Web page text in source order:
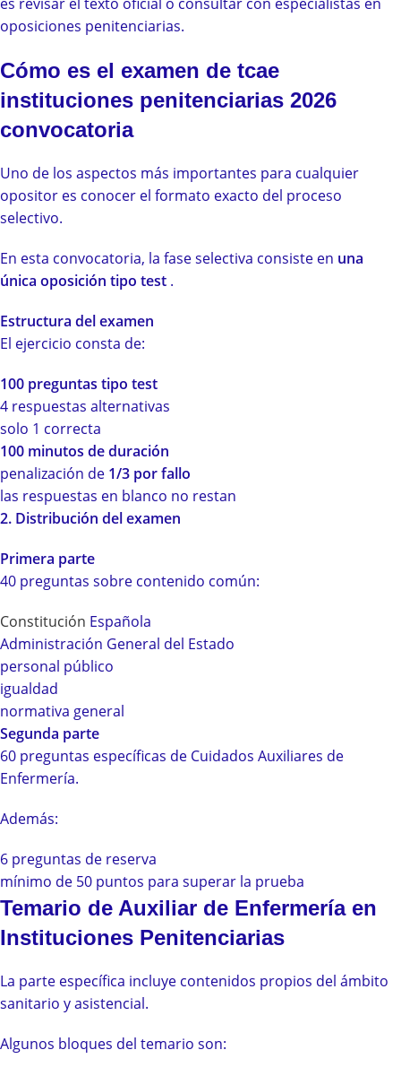
oposiciones penitenciarias.
Cómo es el examen de tcae
instituciones penitenciarias 2026
convocatoria
Uno de los aspectos más importantes para cualquier
opositor es conocer el formato exacto del proceso
selectivo.
En esta convocatoria, la fase selectiva consiste en una
única oposición tipo test .
Estructura del examen
El ejercicio consta de:
100 preguntas tipo test
4 respuestas alternativas
solo 1 correcta
100 minutos de duración
penalización de 1/3 por fallo
las respuestas en blanco no restan
2. Distribución del examen
Primera parte
40 preguntas sobre contenido común:
Constitución Española
Administración General del Estado
personal público
igualdad
normativa general
Segunda parte
60 preguntas específicas de Cuidados Auxiliares de
Enfermería.
Además:
6 preguntas de reserva
mínimo de 50 puntos para superar la prueba
Temario de Auxiliar de Enfermería en
Instituciones Penitenciarias
La parte específica incluye contenidos propios del ámbito
sanitario y asistencial.
Algunos bloques del temario son: